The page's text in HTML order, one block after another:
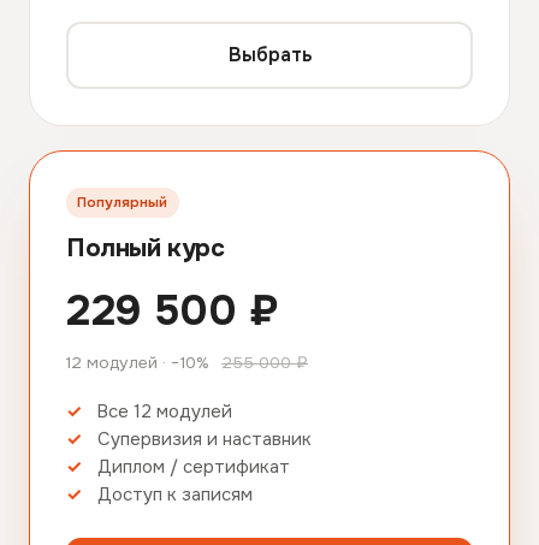
Выбрать
Популярный
Полный курс
229 500 ₽
12 модулей · −10% 255 000 ₽
Все 12 модулей
Супервизия и наставник
Диплом / сертификат
Доступ к записям